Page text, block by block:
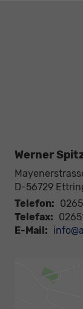
Werner
D-56729
Telefon:
Telefax:
E-Mail: